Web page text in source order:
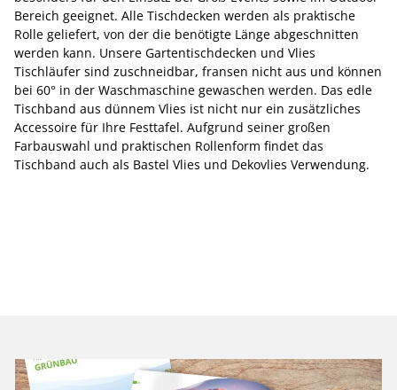
Bereich geeignet. Alle Tischdecken werden als praktische
Rolle geliefert, von der die benötigte Länge abgeschnitten
werden kann. Unsere Gartentischdecken und Vlies
Tischläufer sind zuschneidbar, fransen nicht aus und können
bei 60° in der Waschmaschine gewaschen werden. Das edle
Tischband aus dünnem Vlies ist nicht nur ein zusätzliches
Accessoire für Ihre Festtafel. Aufgrund seiner großen
Farbauswahl und praktischen Rollenform findet das
Tischband auch als Bastel Vlies und Dekovlies Verwendung.